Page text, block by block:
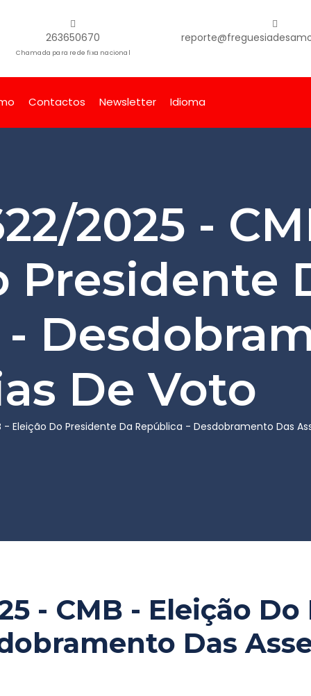
263650670
Chamada para rede fixa nacional
Contactos Newsletter Idioma
2025 -
Presidente
De Voto
- Eleição Do Presidente Da República - Desdobramento Das
- CMB - Eleição
Das